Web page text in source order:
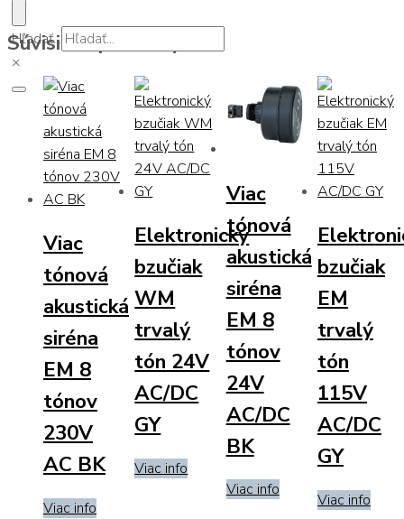
Hľadať...
×
Súvisiace produkty
Viac
tónová
akustická
siréna
EM 8
tónov
230V
AC BK
Viac info
Elektronický
bzučiak
WM
trvalý
tón 24V
AC/DC
GY
Viac info
Viac
tónová
akustická
siréna
EM 8
tónov
24V
AC/DC
BK
Viac info
bzučiak
EM
trvalý
tón
115V
AC/DC
GY
Viac info